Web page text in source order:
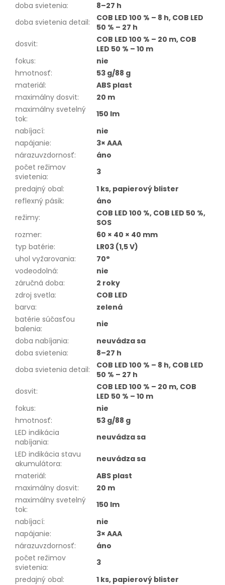
doba svietenia:
8–27 h
doba svietenia detail:
COB LED 100 % – 8 h, COB LED
50 % – 27 h
dosvit:
COB LED 100 % – 20 m, COB
LED 50 % – 10 m
fokus:
nie
hmotnosť:
53 g/88 g
materiál:
ABS plast
maximálny dosvit:
20 m
maximálny svetelný
tok:
150 lm
nabíjací:
nie
napájanie:
3× AAA
nárazuvzdornosť:
áno
počet režimov
svietenia:
3
predajný obal:
1 ks, papierový blister
reflexný pásik:
áno
režimy:
COB LED 100 %, COB LED 50 %,
SOS
rozmer:
60 × 40 × 40 mm
typ batérie:
LR03 (1,5 V)
uhol vyžarovania:
70°
vodeodolná:
nie
záručná doba:
2 roky
zdroj svetla:
COB LED
barva:
zelená
batérie súčasťou
balenia:
nie
doba nabíjania:
neuvádza sa
doba svietenia:
8–27 h
doba svietenia detail:
COB LED 100 % – 8 h, COB LED
50 % – 27 h
dosvit:
COB LED 100 % – 20 m, COB
LED 50 % – 10 m
fokus:
nie
hmotnosť:
53 g/88 g
LED indikácia
nabíjania:
neuvádza sa
LED indikácia stavu
akumulátora:
neuvádza sa
materiál:
ABS plast
maximálny dosvit:
20 m
maximálny svetelný
tok:
150 lm
nabíjací:
nie
napájanie:
3× AAA
nárazuvzdornosť:
áno
počet režimov
svietenia:
3
predajný obal:
1 ks, papierový blister